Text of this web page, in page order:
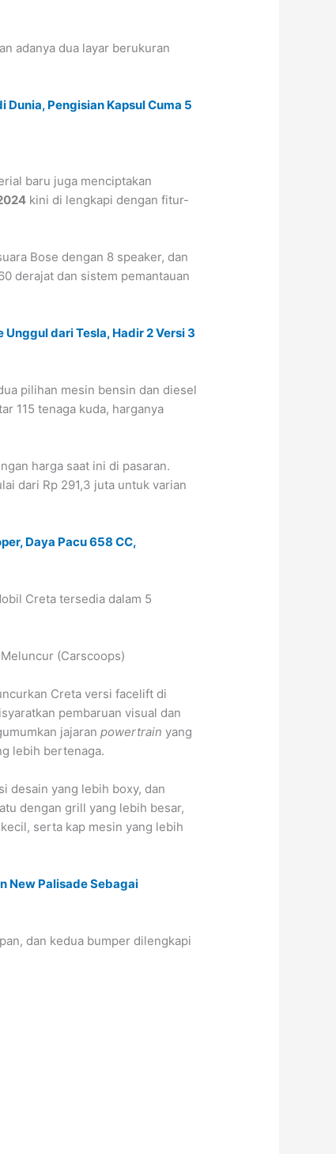
adanya dua layar berukuran
Pengisian Kapsul Cuma 5
baru juga menciptakan
kini di lengkapi dengan fitur-
Bose dengan 8 speaker, dan
derajat dan sistem pemantauan
dari Tesla, Hadir 2 Versi 3
pilihan mesin bensin dan diesel
115 tenaga kuda, harganya
harga saat ini di pasaran.
dari Rp 291,3 juta untuk varian
Daya Pacu 658 CC,
Creta tersedia dalam 5
(Carscoops)
Creta versi facelift di
pembaruan visual dan
jajaranpowertrain yang
lebih bertenaga.
desain yang lebih boxy, dan
dengan grill yang lebih besar,
serta kap mesin yang lebih
New Palisade Sebagai
dan kedua bumper dilengkapi